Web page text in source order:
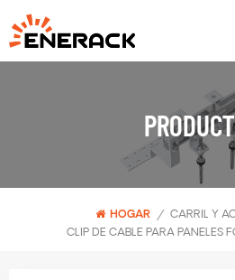
HOGAR / CARRIL Y